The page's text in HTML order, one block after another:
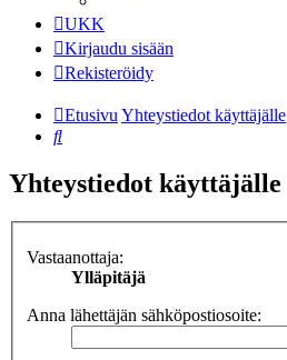
UKK
Kirjaudu sisään
Rekisteröidy
EtusivuYhteystiedot käyttäjälle
Etsi
Yhteystiedot käyttäjälle
Vastaanottaja:
Ylläpitäjä
Anna lähettäjän sähköpostiosoite: